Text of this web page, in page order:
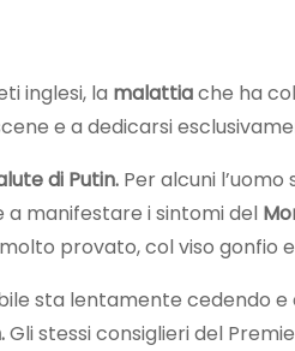
inglesi, la malattiache ha
e a dedicarsi
di Putin. Per alcuni
manifestare i sintomi del
provato, col viso gonfio
sta lentamente cedendo
Gli stessi consiglieri del